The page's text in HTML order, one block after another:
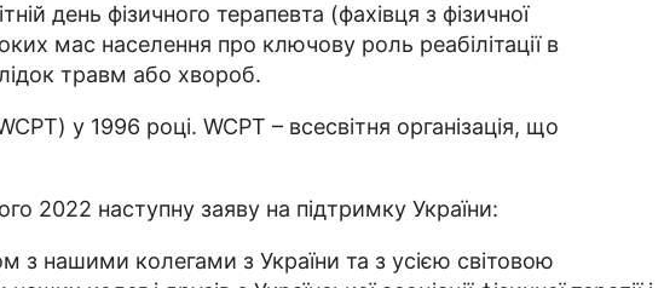
день фізичного терапевта (фахівця з фізичної
мас населення про ключову роль реабілітації в
травм або хвороб.
у 1996 році. WCPT – всесвітня організація, що
2022 наступну заяву на підтримку України:
з нашими колегами з України та з усією світовою